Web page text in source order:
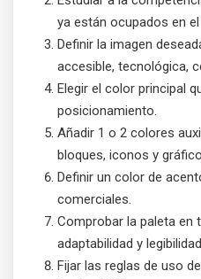
ya están ocupados en
Definir la imagen
accesible, tecnológica,
Elegir el color principal
posicionamiento.
Añadir 1 o 2 colores
bloques, iconos y
Definir un color de
comerciales.
Comprobar la paleta en
adaptabilidad y
Fijar las reglas de uso